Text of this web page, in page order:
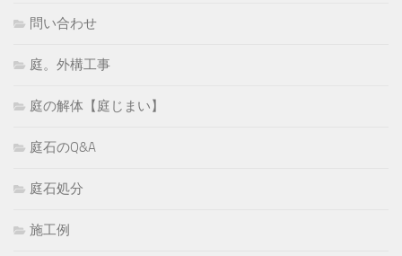
問い合わせ
庭。外構工事
庭の解体【庭じまい】
庭石のQ&A
庭石処分
施工例